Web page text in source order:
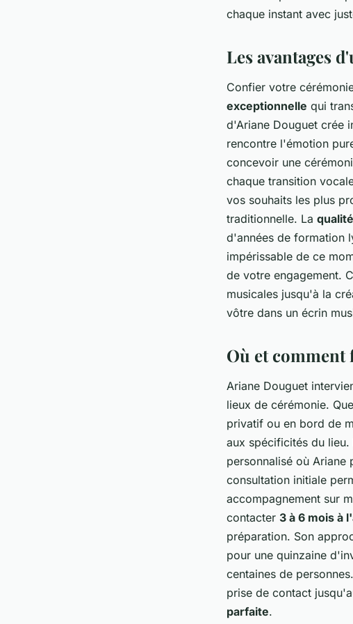
chaque instant avec
Les avantages
Confier votre
exceptionnelle qui
d'Ariane Douguet crée
rencontre l'émotion
concevoir une
chaque transition
vos souhaits les plus
traditionnelle. La
d'années de formation
impérissable de ce
de votre engagement.
musicales jusqu'à la
vôtre dans un écrin
Où et comment
Ariane Douguet
lieux de cérémonie.
privatif ou en bord de
aux spécificités du
personnalisé où
consultation initiale
accompagnement sur
contacter 3 à 6 mois à
préparation. Son
pour une quinzaine
centaines de
prise de contact
parfaite.